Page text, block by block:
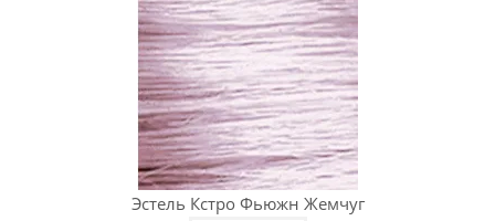
Эстель Кстро Фьюжн Жемчуг